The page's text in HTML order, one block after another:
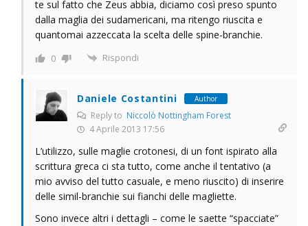
te sul fatto che Zeus abbia, diciamo così preso spunto
dalla maglia dei sudamericani, ma ritengo riuscita e
quantomai azzeccata la scelta delle spine-branchie.
0 Rispondi
Daniele Costantini Author
Reply to Niccolò Nottingham Forest
4 Aprile 2013 17:56
L’utilizzo, sulle maglie crotonesi, di un font ispirato alla
scrittura greca ci sta tutto, come anche il tentativo (a
mio avviso del tutto casuale, e meno riuscito) di inserire
delle simil-branchie sui fianchi delle magliette.
Sono invece altri i dettagli – come le saette “spacciate”